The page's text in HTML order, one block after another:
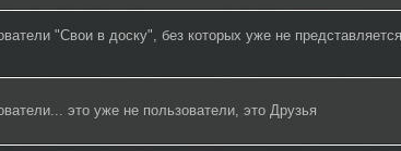
"Свои в доску", без которых уже не представляется
это уже не пользователи, это Друзья